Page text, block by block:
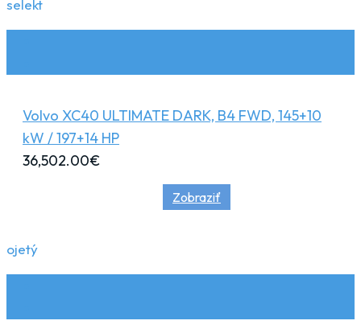
selekt
Volvo XC40 ULTIMATE DARK, B4 FWD, 145+10
kW / 197+14 HP
36,502.00€
Zobraziť
ojetý